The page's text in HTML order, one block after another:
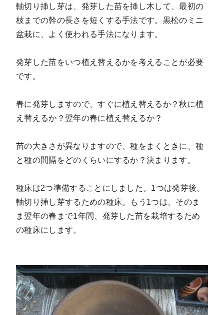
軸切り挿し芽は、発芽した苗を挿し木して、最初の
枝までの幹の長さを短くする手法です。黒松のミニ
盆栽に、よく使われる手法になります。
発芽した苗をいつ植え替えるかを考えることが必要
です。
春に発芽しますので、すぐに植え替えるか？秋に植
え替えるか？翌年の春に植え替えるか？
苗の大きさが異なりますので、種をまくときに、種
と種の間隔をどのくらいにするか？決まります。
種床は2つ準備することにしました。1つは発芽後、
軸切り挿し芽するための種床。もう1つは、そのま
ま翌年の春まで1年間、発芽した苗を栽培するため
の種床にします。